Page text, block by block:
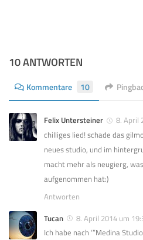
10 ANTWORTEN
Kommentare 10
Felix Untersteiner
8. April
chilliges lied! schade das
neues studio, und im
macht mehr als neugierg,
aufgenommen hat:)
Antworten
Tucan
8. April 2014 um
Ich habe nach ‘”Medina